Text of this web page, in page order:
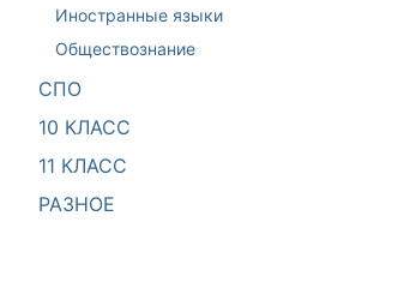
Иностранные языки
Обществознание
СПО
10 КЛАСС
11 КЛАСС
РАЗНОЕ